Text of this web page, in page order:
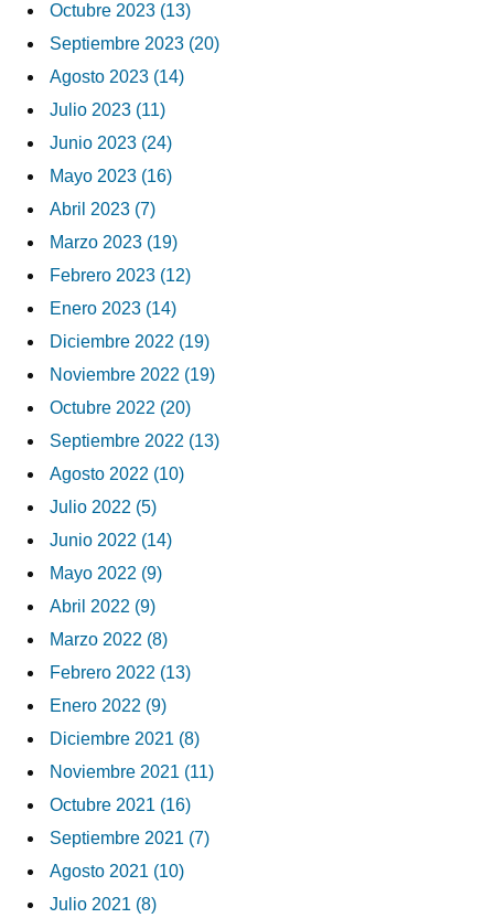
Octubre 2023 (13)
Septiembre 2023 (20)
Agosto 2023 (14)
Julio 2023 (11)
Junio 2023 (24)
Mayo 2023 (16)
Abril 2023 (7)
Marzo 2023 (19)
Febrero 2023 (12)
Enero 2023 (14)
Diciembre 2022 (19)
Noviembre 2022 (19)
Octubre 2022 (20)
Septiembre 2022 (13)
Agosto 2022 (10)
Julio 2022 (5)
Junio 2022 (14)
Mayo 2022 (9)
Abril 2022 (9)
Marzo 2022 (8)
Febrero 2022 (13)
Enero 2022 (9)
Diciembre 2021 (8)
Noviembre 2021 (11)
Octubre 2021 (16)
Septiembre 2021 (7)
Agosto 2021 (10)
Julio 2021 (8)